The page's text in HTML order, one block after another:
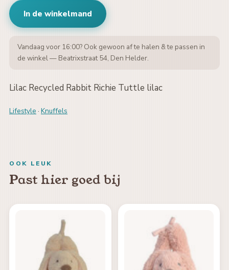
In de winkelmand
Vandaag voor 16:00? Ook gewoon af te halen & te passen in
de winkel — Beatrixstraat 54, Den Helder.
Lilac Recycled Rabbit Richie Tuttle lilac
Lifestyle · Knuffels
OOK LEUK
Past hier goed bij